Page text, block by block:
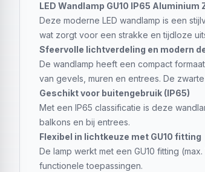
LED Wandlamp GU10 IP65
Deze moderne LED wandlamp is een
wat zorgt voor een strakke en tijdloze
Sfeervolle lichtverdeling en modern
De wandlamp heeft een compact
van gevels, muren en entrees. De
Geschikt voor buitengebruik (IP65)
Met een IP65 classificatie is deze
balkons en bij entrees.
Flexibel in lichtkeuze met GU10 fitting
De lamp werkt met een GU10 fitting
functionele toepassingen.